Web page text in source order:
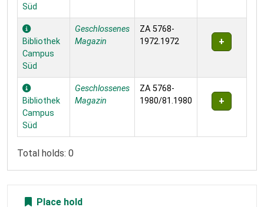
Süd
Bibliothek
Campus
Süd
Geschlossenes
Magazin
ZA 5768-
1972.1972
Bibliothek
Campus
Süd
Geschlossenes
Magazin
ZA 5768-
1980/81.1980
Total holds: 0
Place hold